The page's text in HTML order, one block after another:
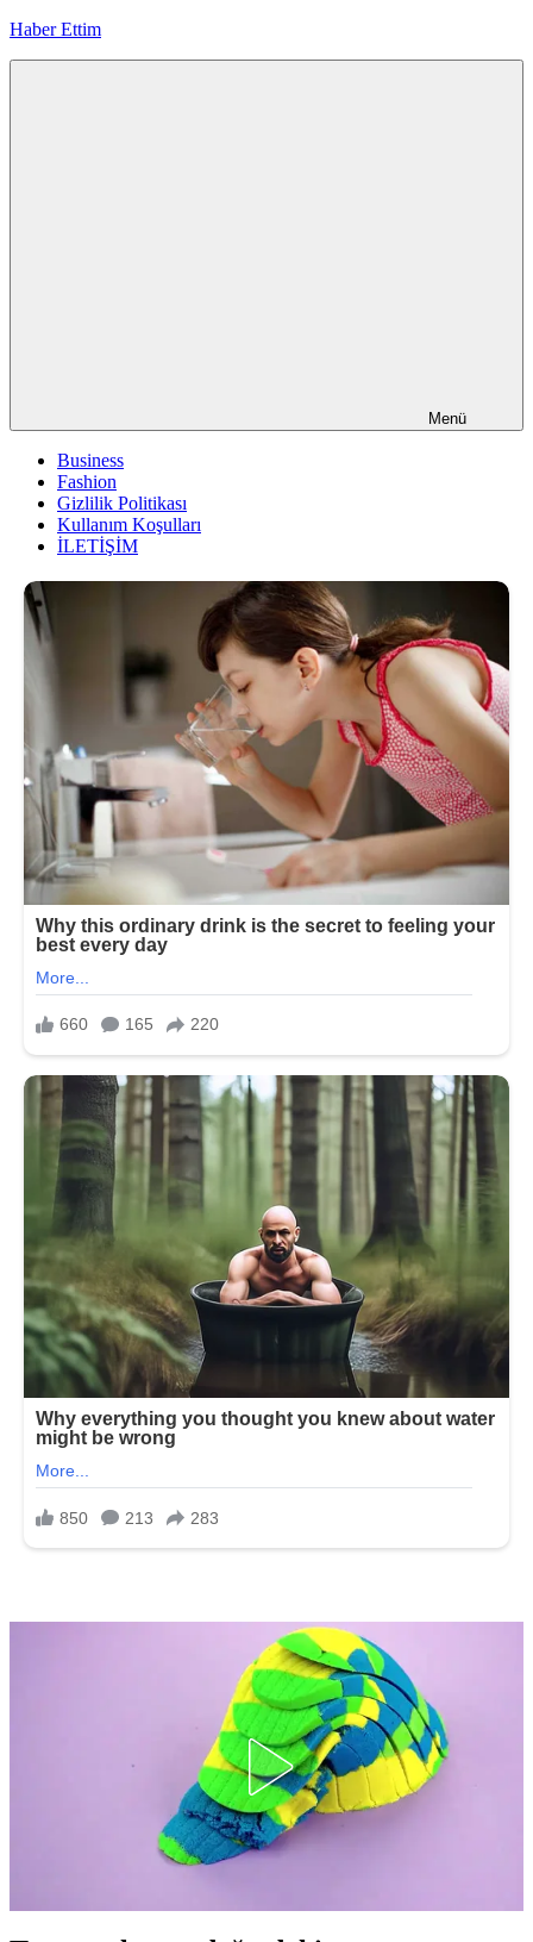
İçeriğe
Haber Ettim
Menü
Business
Fashion
Gizlilik Politikası
Kullanım Koşulları
İLETİŞİM